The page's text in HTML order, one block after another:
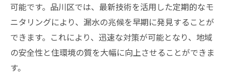
可能です。品川区では、最新技術を活用した定期的なモ
ニタリングにより、漏水の兆候を早期に発見することが
できます。これにより、迅速な対策が可能となり、地域
の安全性と住環境の質を大幅に向上させることができま
す。